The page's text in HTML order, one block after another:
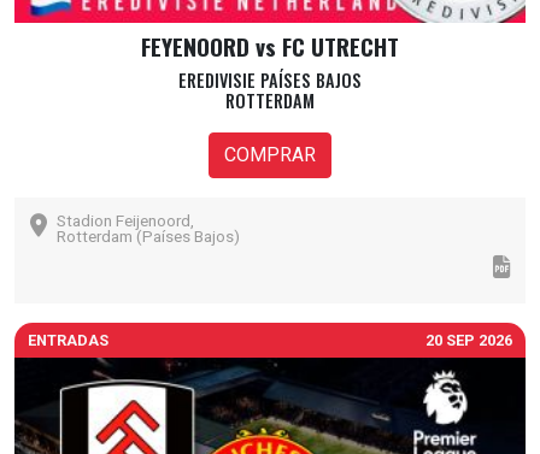
FEYENOORD vs FC UTRECHT
EREDIVISIE PAÍSES BAJOS
ROTTERDAM
COMPRAR
Stadion Feijenoord,
Rotterdam (Países Bajos)
ENTRADAS 20 SEP 2026